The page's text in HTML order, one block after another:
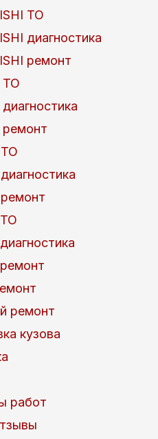
ТО
диагностика
ремонт
ТО
диагностика
ремонт
ТО
ремонт
кузова
работ